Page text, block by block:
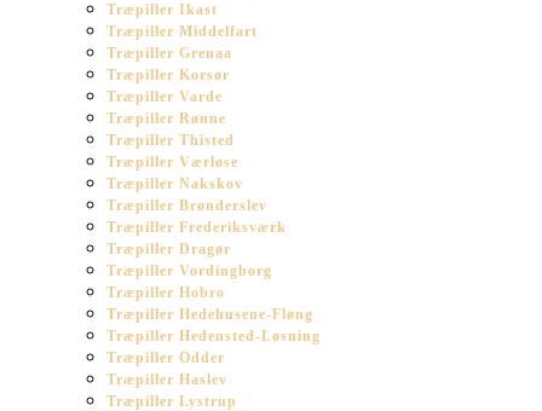
Træpiller Ikast
Træpiller Middelfart
Træpiller Grenaa
Træpiller Korsør
Træpiller Varde
Træpiller Rønne
Træpiller Thisted
Træpiller Værløse
Træpiller Nakskov
Træpiller Brønderslev
Træpiller Frederiksværk
Træpiller Dragør
Træpiller Vordingborg
Træpiller Hobro
Træpiller Hedehusene-Fløng
Træpiller Hedensted-Løsning
Træpiller Odder
Træpiller Haslev
Træpiller Lystrup